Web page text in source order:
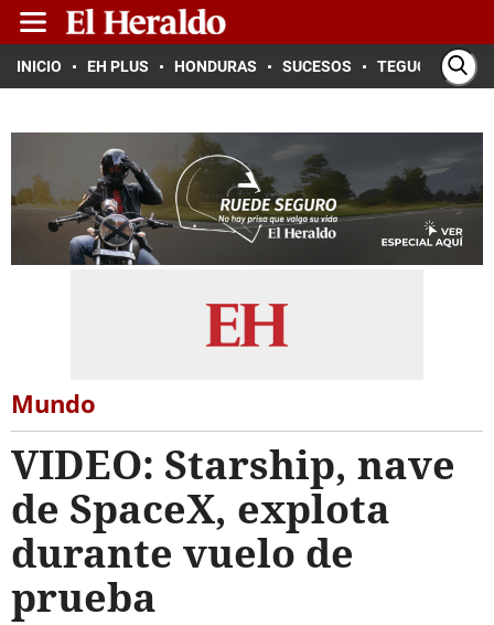
INICIO EH PLUS HONDURAS SUCESOS TEGUCIGALPA
Mundo
VIDEO: Starship, nave
de SpaceX, explota
durante vuelo de
prueba